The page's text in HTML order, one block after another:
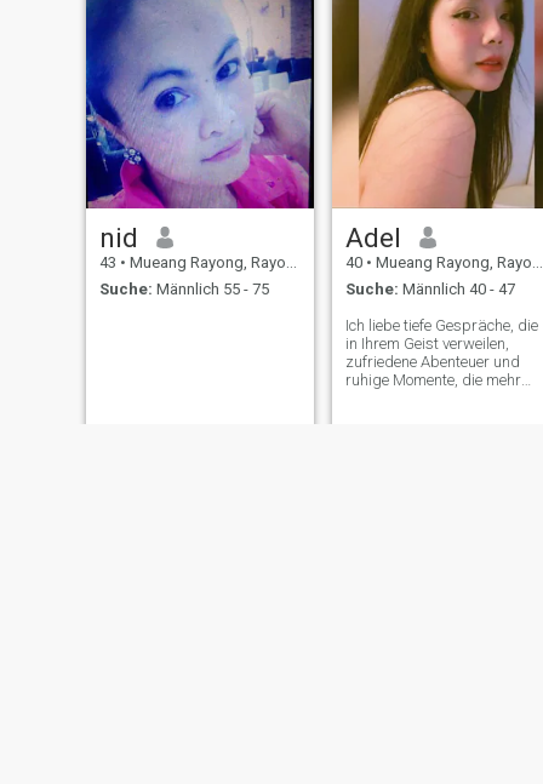
nid
43 • Mueang Rayong, Rayong, Thailand
Suche: Männlich 55 - 75
Adel
40 • Mueang Rayong, Rayong, Thailand
Suche: Männlich 40 - 47
Ich liebe tiefe Gespräche, die
in Ihrem Geist verweilen,
zufriedene Abenteuer und
ruhige Momente, die mehr